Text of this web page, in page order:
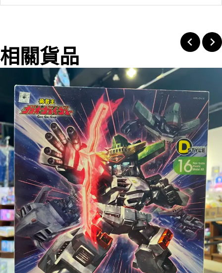
相關貨品